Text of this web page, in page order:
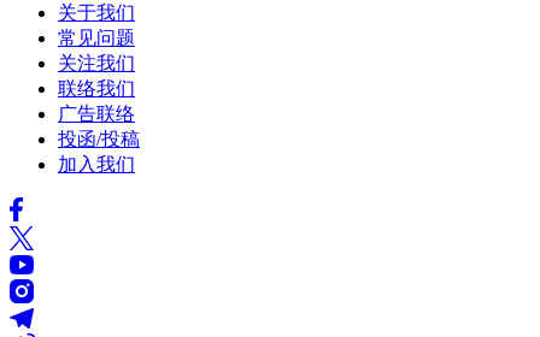
关于我们
常见问题
关注我们
联络我们
广告联络
投函/投稿
加入我们